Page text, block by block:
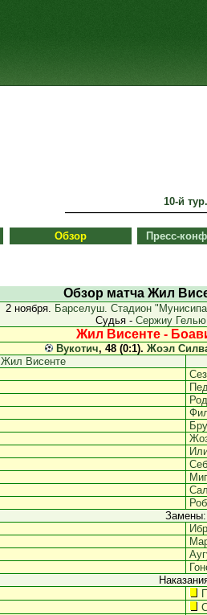
10-й тур.
Обзор Пресс-
Обзор матча Жил
2 ноября. Барселуш. Стадион
Судья - Сержиу Гелью
Жил Висенте -
Вукотич, 48 (0:1). Жоэл
Жил Висенте
Замены: